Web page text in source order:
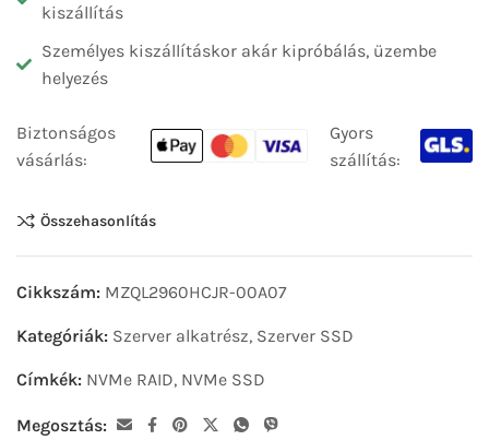
kiszállítás
Személyes kiszállításkor akár kipróbálás, üzembe
helyezés
Biztonságos
vásárlás:
Gyors
szállítás:
Összehasonlítás
Cikkszám: MZQL2960HCJR-00A07
Kategóriák: Szerver alkatrész, Szerver SSD
Címkék: NVMe RAID, NVMe SSD
Megosztás: